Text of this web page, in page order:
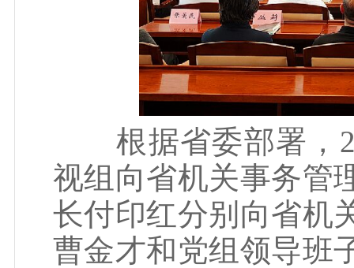
根据省委部署，
视组向省机关事务管
长付印红分别向省机
曹金才和党组领导班